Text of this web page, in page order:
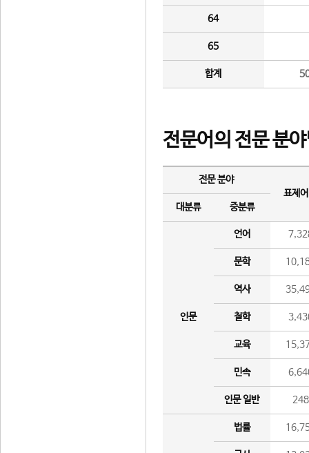
64
65
합계
전문어의 전문 분
전문 분야
표제
대분류
중분류
인문
언어
문학
역사
철학
교육
민속
인문 일반 248
법률